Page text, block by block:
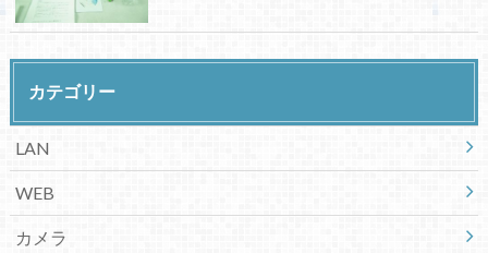
カテゴリー
LAN
WEB
カメラ